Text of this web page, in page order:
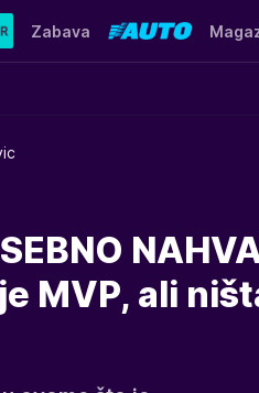
Zabava
MVP, ali